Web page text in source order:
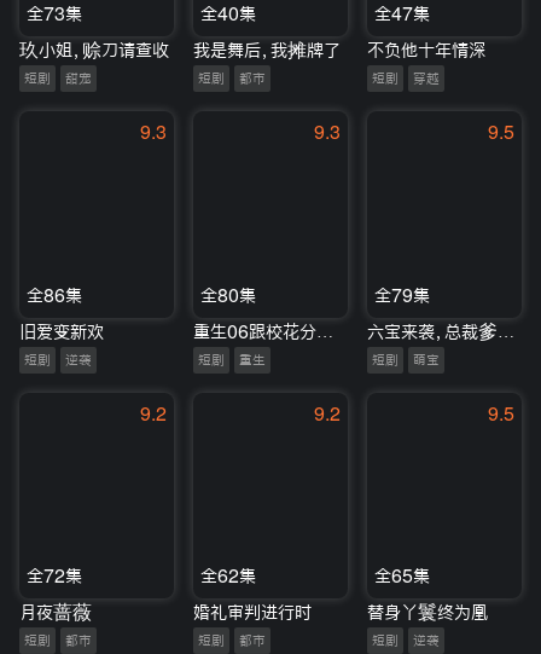
全73集
玖小姐，赊刀请查收
短剧 甜宠
全40集
我是舞后，我摊牌了
短剧 都市
全47集
不负他十年情深
短剧 穿越
9.3
全86集
旧爱变新欢
短剧 逆袭
9.3
全80集
短剧 重生
9.5
全79集
短剧 萌宝
9.2
全72集
月夜蔷薇
短剧 都市
9.2
全62集
婚礼审判进行时
短剧 都市
9.5
全65集
替身丫鬟终为凰
短剧 逆袭